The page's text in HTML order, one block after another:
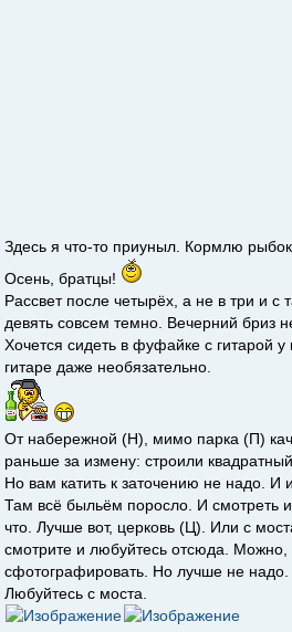
Здесь я что-то приуныл. Кормлю
Осень, братцы!
Рассвет после четырёх, а не в три и с
девять совсем темно. Вечерний бриз
Хочется сидеть в фуфайке с гитарой
гитаре даже необязательно.
От набережной (Н), мимо парка (П)
раньше за измену: строили
Но вам катить к заточению не надо. И
Там всё быльём поросло. И смотреть
что. Лучше вот, церковь (Ц). Или с
смотрите и любуйтесь отсюда. Можно,
сфотографировать. Но лучше не надо.
Любуйтесь с моста.